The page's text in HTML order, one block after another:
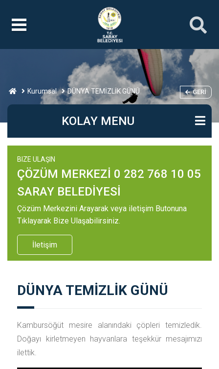
Kurumsal DÜNYA TEMİZLİK GÜNÜ GERI
KOLAY MENU
BIZE ULAŞIN
ÇÖZÜM MERKEZİ 0 282 768 10 05
SARAY BELEDİYESİ
Çözüm Merkezini Arayarak veya iletişim Butonuna
Tıklayarak Bize Ulaşabilirsiniz.
İletişim
DÜNYA TEMİZLİK GÜNÜ
Kambursöğüt mesire alanındaki çöpleri temizledik.
Doğayı kirletmeyen hayvanlara teşekkür mesajımızı
ilettik.